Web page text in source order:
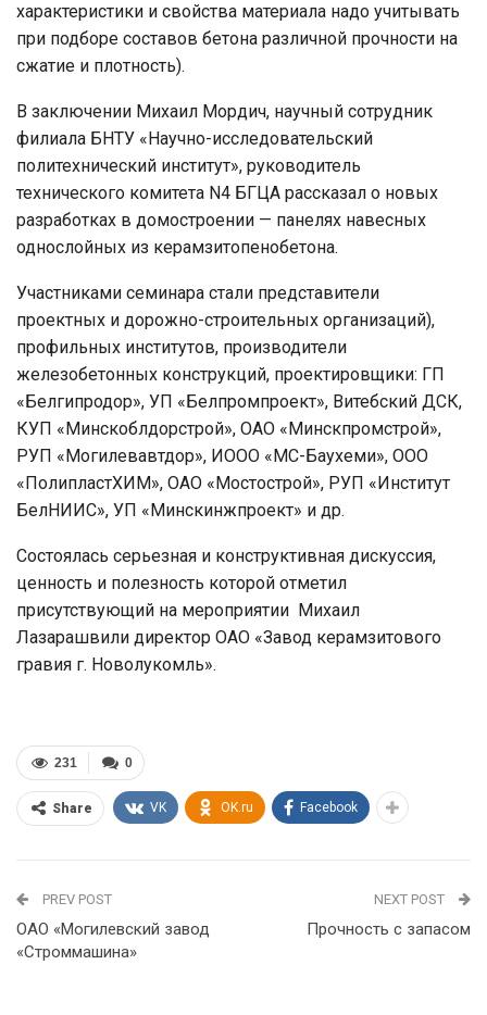
характеристики и свойства материала надо учитывать
при подборе составов бетона различной прочности на
сжатие и плотность).
В заключении Михаил Мордич, научный сотрудник
филиала БНТУ «Научно-исследовательский
политехнический институт», руководитель
технического комитета N4 БГЦА рассказал о новых
разработках в домостроении — панелях навесных
однослойных из керамзитопенобетона.
Участниками семинара стали представители
проектных и дорожно-строительных организаций),
профильных институтов, производители
железобетонных конструкций, проектировщики: ГП
«Белгипродор», УП «Белпромпроект», Витебский ДСК,
КУП «Минскоблдорстрой», ОАО «Минскпромстрой»,
РУП «Могилевавтдор», ИООО «МС-Баухеми», ООО
«ПолипластХИМ», ОАО «Мостострой», РУП «Институт
БелНИИС», УП «Минскинжпроект» и др.
Состоялась серьезная и конструктивная дискуссия,
ценность и полезность которой отметил
присутствующий на мероприятии Михаил
Лазарашвили директор ОАО «Завод керамзитового
гравия г. Новолукомль».
0
231
Share VK OK.ru Facebook
PREV POST
ОАО «Могилевский завод
«Строммашина»
NEXT POST
Прочность с запасом